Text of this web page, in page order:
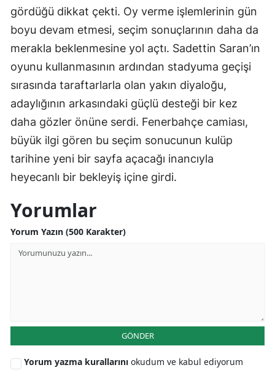
Iğdır
Yalova
Karabük
Kilis
Osmaniye
Düzce
gördüğü dikkat çekti. Oy verme işlemlerinin gün
boyu devam etmesi, seçim sonuçlarının daha da
merakla beklenmesine yol açtı. Sadettin Saran’ın
oyunu kullanmasının ardından stadyuma geçişi
sırasında taraftarlarla olan yakın diyaloğu,
adaylığının arkasındaki güçlü desteği bir kez
daha gözler önüne serdi. Fenerbahçe camiası,
büyük ilgi gören bu seçim sonucunun kulüp
tarihine yeni bir sayfa açacağı inancıyla
heyecanlı bir bekleyiş içine girdi.
Yorumlar
Yorum Yazın (500 Karakter)
GÖNDER
Yorum yazma kurallarını okudum ve kabul ediyorum